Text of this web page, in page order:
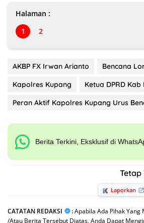
Halaman :
1
2
AKBP FX Irwan Arianto Bencana
Kapolres Kupang
Ketua DPRD Kab
Peran Aktif Kapolres Kupang Urus
Berita Terkini, Eksklusif di
Tetap
Laporkan
CATATAN REDAKSI :Apabila Ada Pihak
/Atau Berita Tersebut Diatas, Anda Dapat